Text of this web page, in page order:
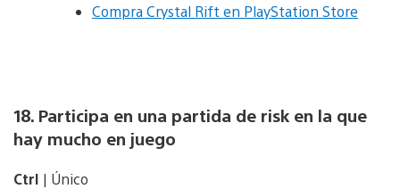
Compra Crystal Rift en PlayStation Store
18. Participa en una partida de risk en la que
hay mucho en juego
Ctrl | Único